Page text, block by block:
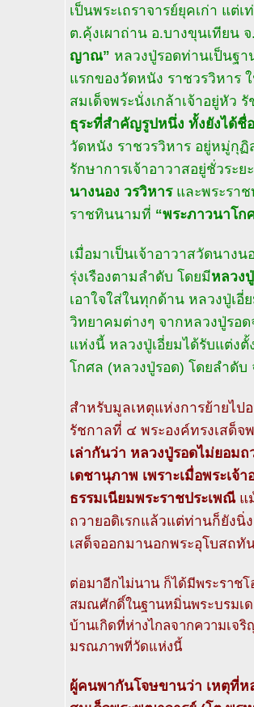
เป็นพระเถราจารย์ยุคเก่า แ
ต.คุ้งเผาถ่าน อ.บางขุนเทียน
ญาณ” หลวงปู่รอดท่านเป็นฐ
แรกของวัดหนัง ราชวรวิหาร
สมเด็จพระนั่งเกล้าเจ้าอยู่หัว
ธุระที่สำคัญรูปหนึ่ง ทั้งยังได้ชื่
วัดหนัง ราชวรวิหาร อยู่หมู่กุ
รักษาการเจ้าอาวาสอยู่ชั่วระ
นางนอง วรวิหารและพระรา
ราชทินนามที่ “พระภาวนาโก
เมื่อมาเป็นเจ้าอาวาสวัดนาง
รุ่งเรืองตามลำดับ โดยมีหลวง
เอาใจใส่ในทุกด้าน หลวงปู่เ
วิทยาคมต่างๆ จากหลวงปู่รอ
แห่งนี้ หลวงปู่เอี่ยมได้รับแต่งตั้
โกศล (หลวงปู่รอด) โดยลำดับ
สำหรับมูลเหตุแห่งการย้ายไป
รัชกาลที่ ๔ พระองค์ทรงเสด็จ
เล่ากันว่า หลวงปู่รอดไม่ยอมถ
เดชานุภาพ เพราะเมื่อพระเจ้
ธรรมเนียมพระราชประเพณีแ
ถวายอดิเรกแล้วแต่ท่านก็ยังนิ่
เสด็จออกมานอกพระอุโบสถทั
ต่อมาอีกไม่นาน ก็ได้มีพระราช
สมณศักดิ์ในฐานหมิ่นพระบรมเ
บ้านเกิดที่ห่างไกลจากความเจ
มรณภาพที่วัดแห่งนี้
ผู้คนพากันโจษขานว่า เหตุที่ห